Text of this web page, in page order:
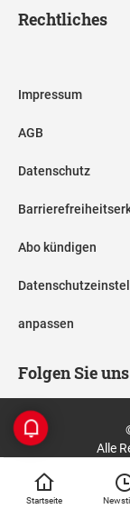
Startseite
Rechtliches
Impressum
AGB
Datenschutz
Abo kündigen
anpassen
Folgen Sie
Alle